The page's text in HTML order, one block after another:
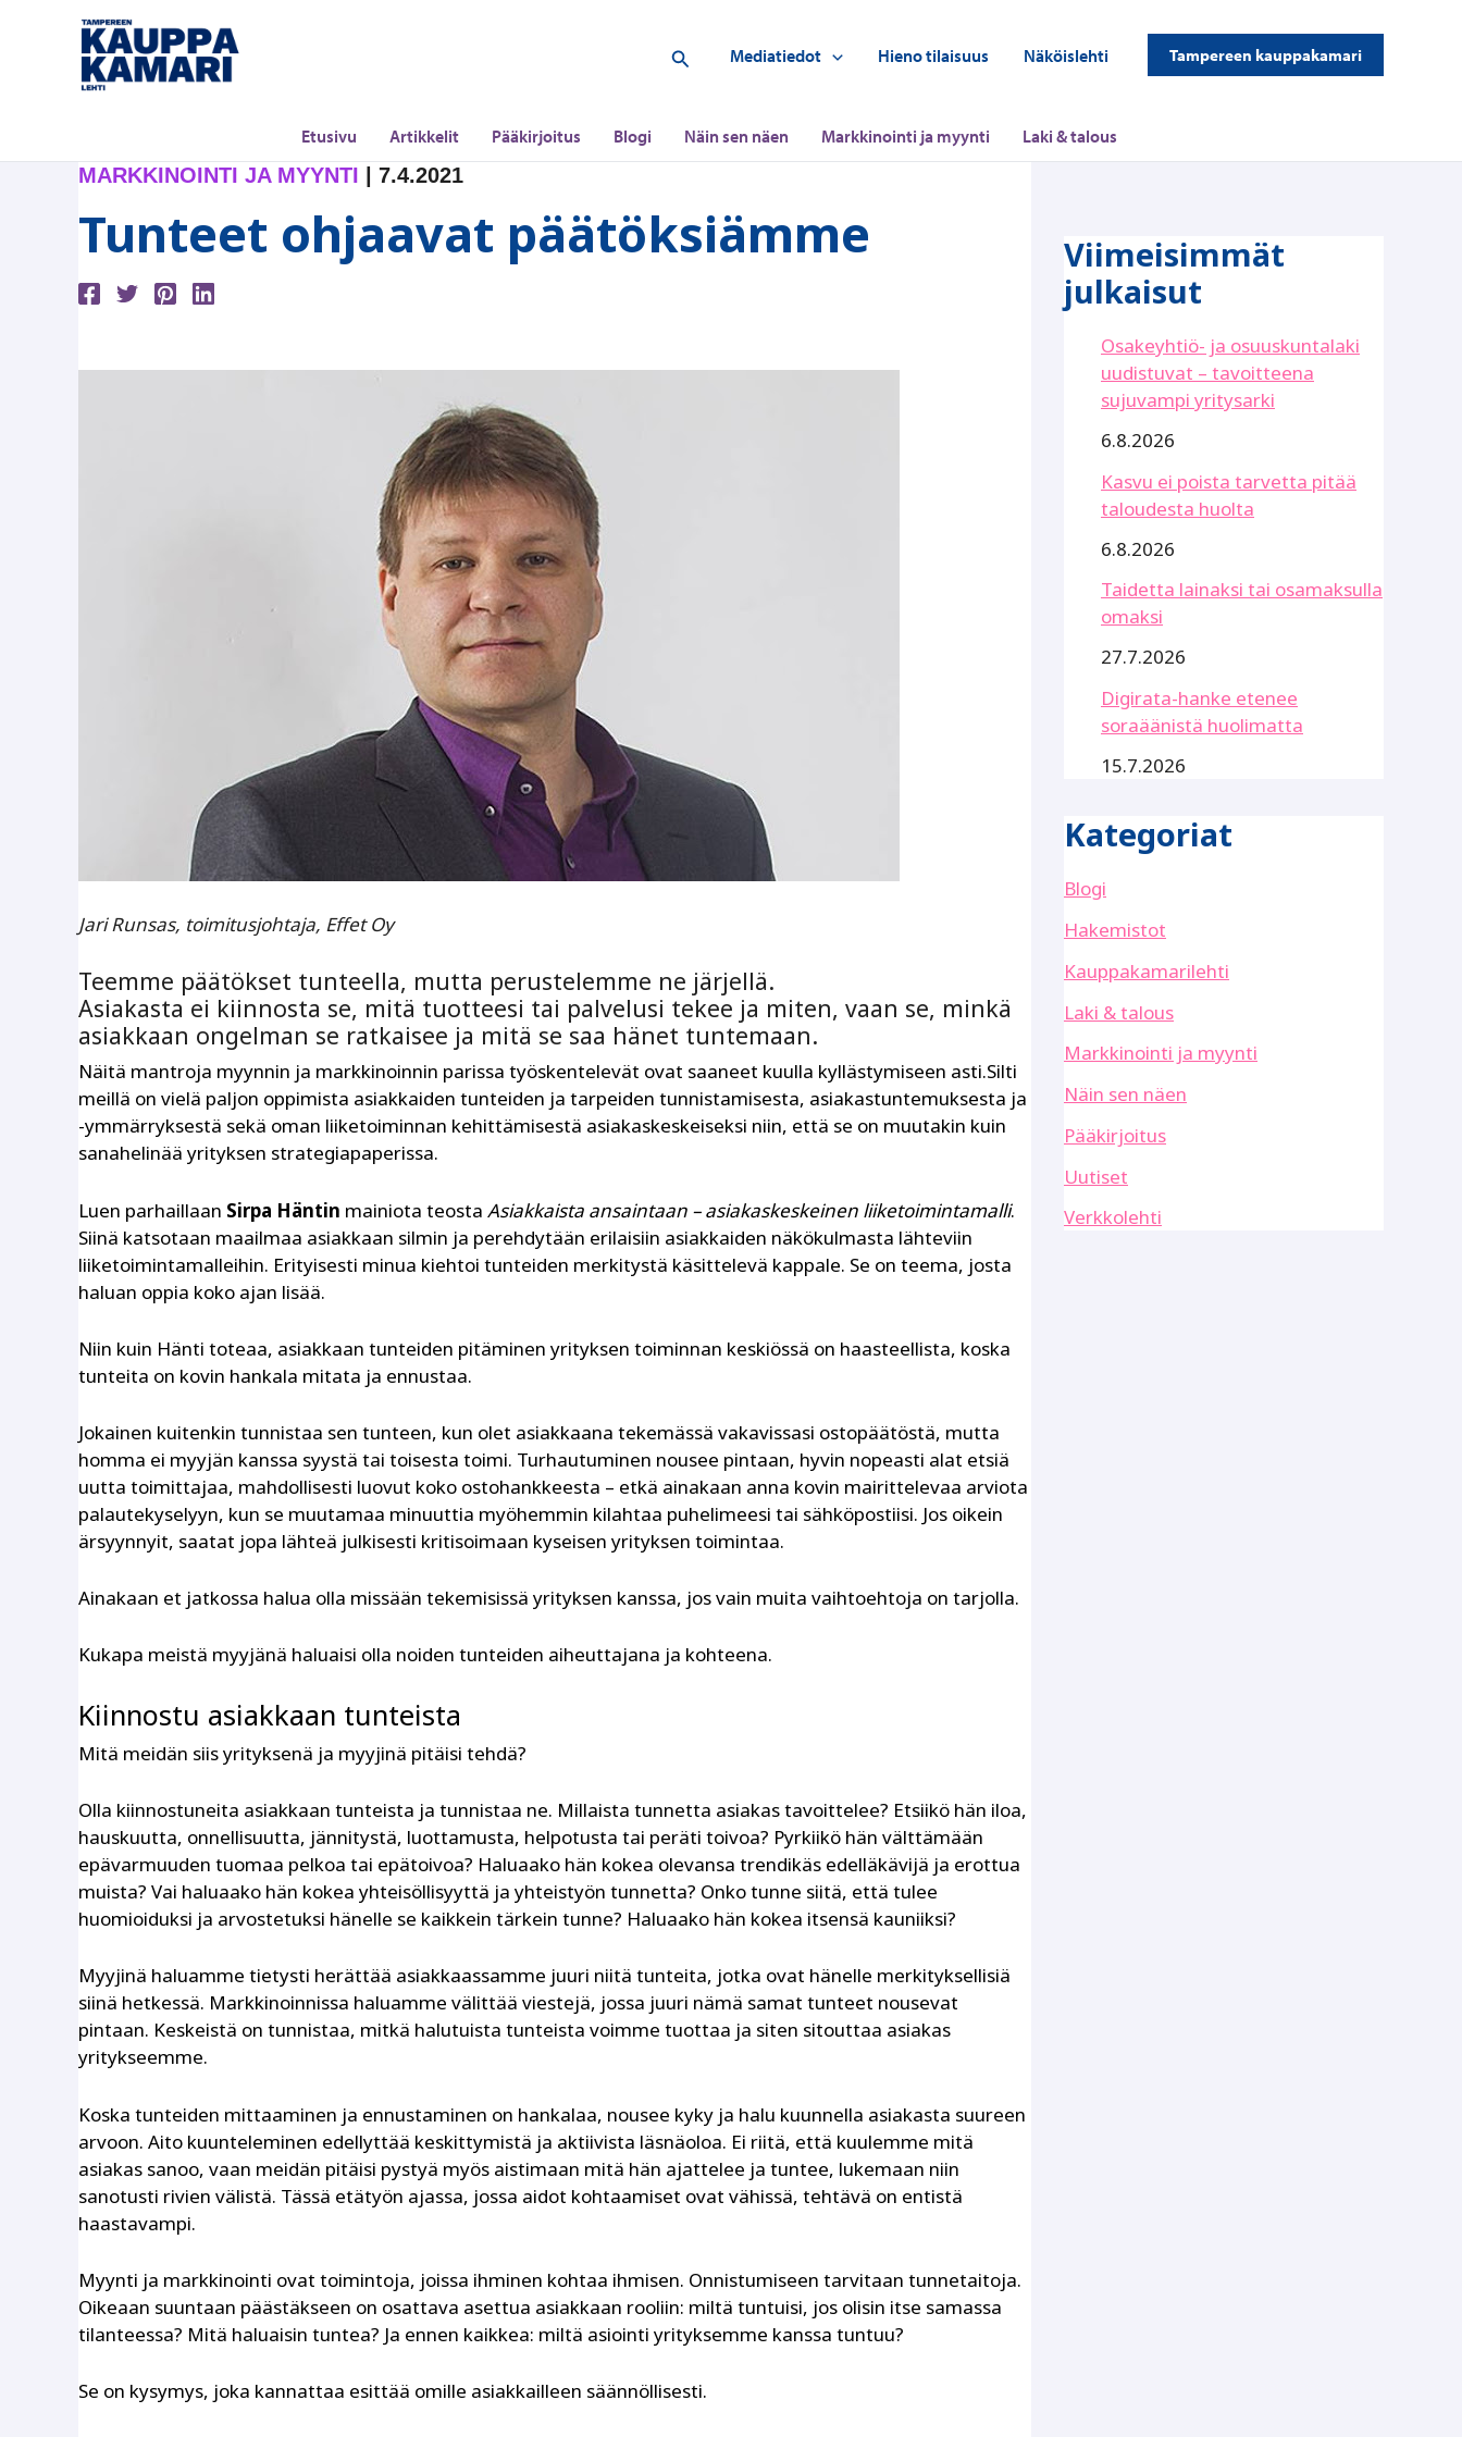
Hae Mediatiedot Hieno tilaisuus Näköislehti Tampereen kauppakamari
Etusivu Artikkelit Pääkirjoitus Blogi Näin sen näen Markkinointi ja myynti Laki & talous
MARKKINOINTI JA MYYNTI | 7.4.2021
Tunteet ohjaavat päätöksiämme
Jari Runsas, toimitusjohtaja, Effet Oy
Teemme päätökset tunteella, mutta perustelemme ne järjellä.
Asiakasta ei kiinnosta se, mitä tuotteesi tai palvelusi tekee ja miten, vaan se, minkä
asiakkaan ongelman se ratkaisee ja mitä se saa hänet tuntemaan.
Näitä mantroja myynnin ja markkinoinnin parissa työskentelevät ovat saaneet kuulla kyllästymiseen asti.Silti
meillä on vielä paljon oppimista asiakkaiden tunteiden ja tarpeiden tunnistamisesta, asiakastuntemuksesta ja
-ymmärryksestä sekä oman liiketoiminnan kehittämisestä asiakaskeskeiseksi niin, että se on muutakin kuin
sanahelinää yrityksen strategiapaperissa.
Luen parhaillaan Sirpa Häntin mainiota teosta Asiakkaista ansaintaan – asiakaskeskeinen liiketoimintamalli.
Siinä katsotaan maailmaa asiakkaan silmin ja perehdytään erilaisiin asiakkaiden näkökulmasta lähteviin
liiketoimintamalleihin. Erityisesti minua kiehtoi tunteiden merkitystä käsittelevä kappale. Se on teema, josta
haluan oppia koko ajan lisää.
Niin kuin Hänti toteaa, asiakkaan tunteiden pitäminen yrityksen toiminnan keskiössä on haasteellista, koska
tunteita on kovin hankala mitata ja ennustaa.
Jokainen kuitenkin tunnistaa sen tunteen, kun olet asiakkaana tekemässä vakavissasi ostopäätöstä, mutta
homma ei myyjän kanssa syystä tai toisesta toimi. Turhautuminen nousee pintaan, hyvin nopeasti alat etsiä
uutta toimittajaa, mahdollisesti luovut koko ostohankkeesta – etkä ainakaan anna kovin mairittelevaa arviota
palautekyselyyn, kun se muutamaa minuuttia myöhemmin kilahtaa puhelimeesi tai sähköpostiisi. Jos oikein
ärsyynnyit, saatat jopa lähteä julkisesti kritisoimaan kyseisen yrityksen toimintaa.
Ainakaan et jatkossa halua olla missään tekemisissä yrityksen kanssa, jos vain muita vaihtoehtoja on tarjolla.
Kukapa meistä myyjänä haluaisi olla noiden tunteiden aiheuttajana ja kohteena.
Kiinnostu asiakkaan tunteista
Mitä meidän siis yrityksenä ja myyjinä pitäisi tehdä?
Olla kiinnostuneita asiakkaan tunteista ja tunnistaa ne. Millaista tunnetta asiakas tavoittelee? Etsiikö hän iloa,
hauskuutta, onnellisuutta, jännitystä, luottamusta, helpotusta tai peräti toivoa? Pyrkiikö hän välttämään
epävarmuuden tuomaa pelkoa tai epätoivoa? Haluaako hän kokea olevansa trendikäs edelläkävijä ja erottua
muista? Vai haluaako hän kokea yhteisöllisyyttä ja yhteistyön tunnetta? Onko tunne siitä, että tulee
huomioiduksi ja arvostetuksi hänelle se kaikkein tärkein tunne? Haluaako hän kokea itsensä kauniiksi?
Myyjinä haluamme tietysti herättää asiakkaassamme juuri niitä tunteita, jotka ovat hänelle merkityksellisiä
siinä hetkessä. Markkinoinnissa haluamme välittää viestejä, jossa juuri nämä samat tunteet nousevat
pintaan. Keskeistä on tunnistaa, mitkä halutuista tunteista voimme tuottaa ja siten sitouttaa asiakas
yritykseemme.
Koska tunteiden mittaaminen ja ennustaminen on hankalaa, nousee kyky ja halu kuunnella asiakasta suureen
arvoon. Aito kuunteleminen edellyttää keskittymistä ja aktiivista läsnäoloa. Ei riitä, että kuulemme mitä
asiakas sanoo, vaan meidän pitäisi pystyä myös aistimaan mitä hän ajattelee ja tuntee, lukemaan niin
sanotusti rivien välistä. Tässä etätyön ajassa, jossa aidot kohtaamiset ovat vähissä, tehtävä on entistä
haastavampi.
Myynti ja markkinointi ovat toimintoja, joissa ihminen kohtaa ihmisen. Onnistumiseen tarvitaan tunnetaitoja.
Oikeaan suuntaan päästäkseen on osattava asettua asiakkaan rooliin: miltä tuntuisi, jos olisin itse samassa
tilanteessa? Mitä haluaisin tuntea? Ja ennen kaikkea: miltä asiointi yrityksemme kanssa tuntuu?
Se on kysymys, joka kannattaa esittää omille asiakkailleen säännöllisesti.
Viimeisimmät
julkaisut
Osakeyhtiö- ja osuuskuntalaki
uudistuvat – tavoitteena
sujuvampi yritysarki
6.8.2026
Kasvu ei poista tarvetta pitää
taloudesta huolta
6.8.2026
Taidetta lainaksi tai osamaksulla
omaksi
27.7.2026
Digirata-hanke etenee
soraäänistä huolimatta
15.7.2026
Kategoriat
Blogi
Hakemistot
Kauppakamarilehti
Laki & talous
Markkinointi ja myynti
Näin sen näen
Pääkirjoitus
Uutiset
Verkkolehti